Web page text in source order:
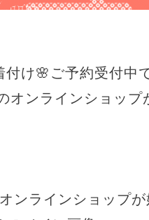
け🌸ご予約受付中
ンラインショップ